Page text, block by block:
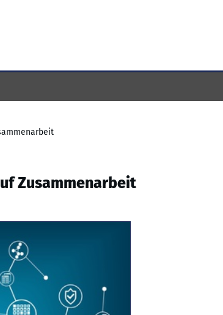
Zusammenarbeit